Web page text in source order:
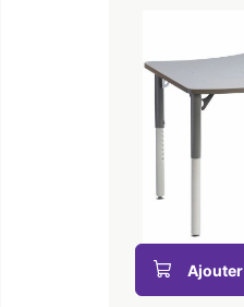
Ajouter